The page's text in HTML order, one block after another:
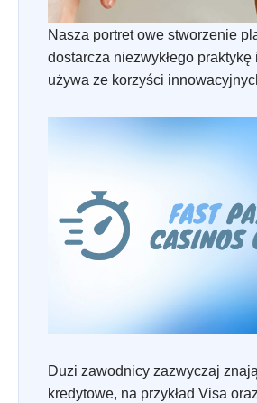
Nasza portret owe stworzenie
dostarcza niezwykłego
używa ze korzyści
Duzi zawodnicy zazwyczaj
kredytowe, na przykład Visa